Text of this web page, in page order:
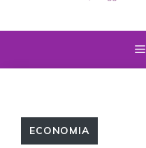
ECONOMIA